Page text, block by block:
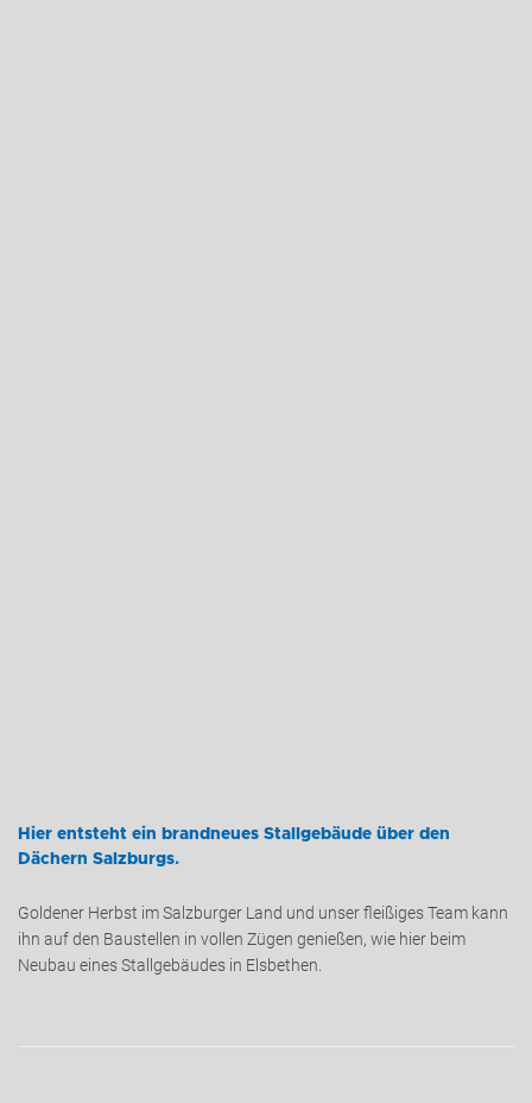
Hier entsteht ein brandneues Stallgebäude über den
Dächern Salzburgs.
Goldener Herbst im Salzburger Land und unser fleißiges Team kann
ihn auf den Baustellen in vollen Zügen genießen, wie hier beim
Neubau eines Stallgebäudes in Elsbethen.